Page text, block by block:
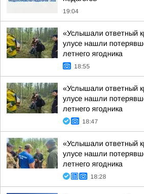
19:04
«Услышали ответный
улусе нашли
летнего ягодника
18:55
«Услышали ответный
улусе нашли
летнего ягодника
18:47
«Услышали ответный
улусе нашли
летнего ягодника
18:28